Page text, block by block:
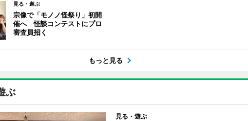
見る・遊ぶ
宗像で「モノノ怪祭り」初開
催へ 怪談コンテストにプロ
審査員招く
もっと見る
ぶ
見る・遊ぶ